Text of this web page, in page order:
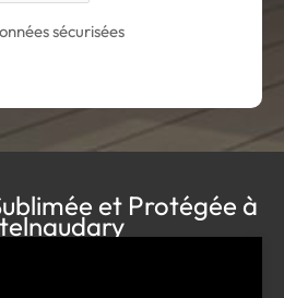
sécurisées
et Protégée à